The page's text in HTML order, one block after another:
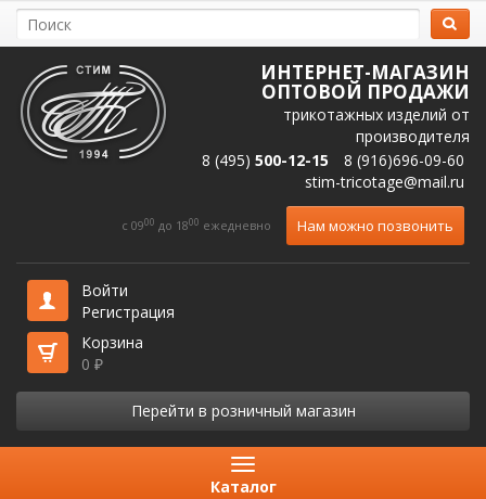
ИНТЕРНЕТ-МАГАЗИН
ОПТОВОЙ ПРОДАЖИ
трикотажных изделий от
производителя
8 (495) 500-12-15
8 (916)696-09-60
stim-tricotage@mail.ru
c 0900 до 1800 ежедневно Нам можно позвонить
Войти
Регистрация
Корзина
0 ₽
Перейти в розничный магазин
Каталог